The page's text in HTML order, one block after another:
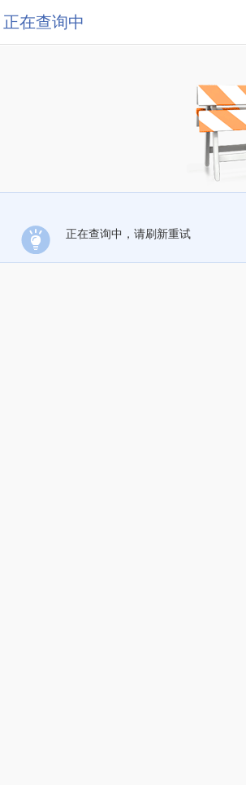
正在查询中
正在查询中，请刷新重试